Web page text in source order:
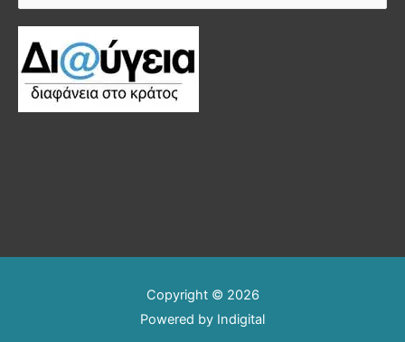
Copyright © 2026
Powered by Indigital